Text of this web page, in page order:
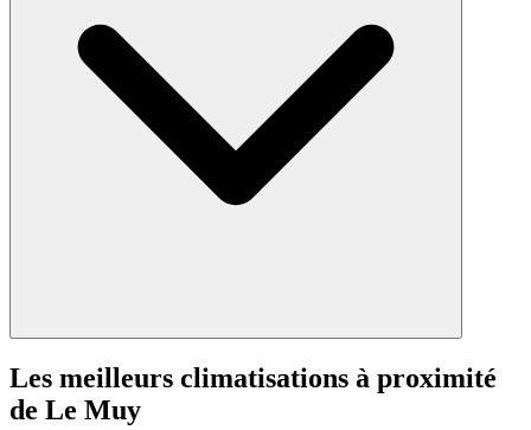
Les meilleurs climatisations à proximité
de Le Muy